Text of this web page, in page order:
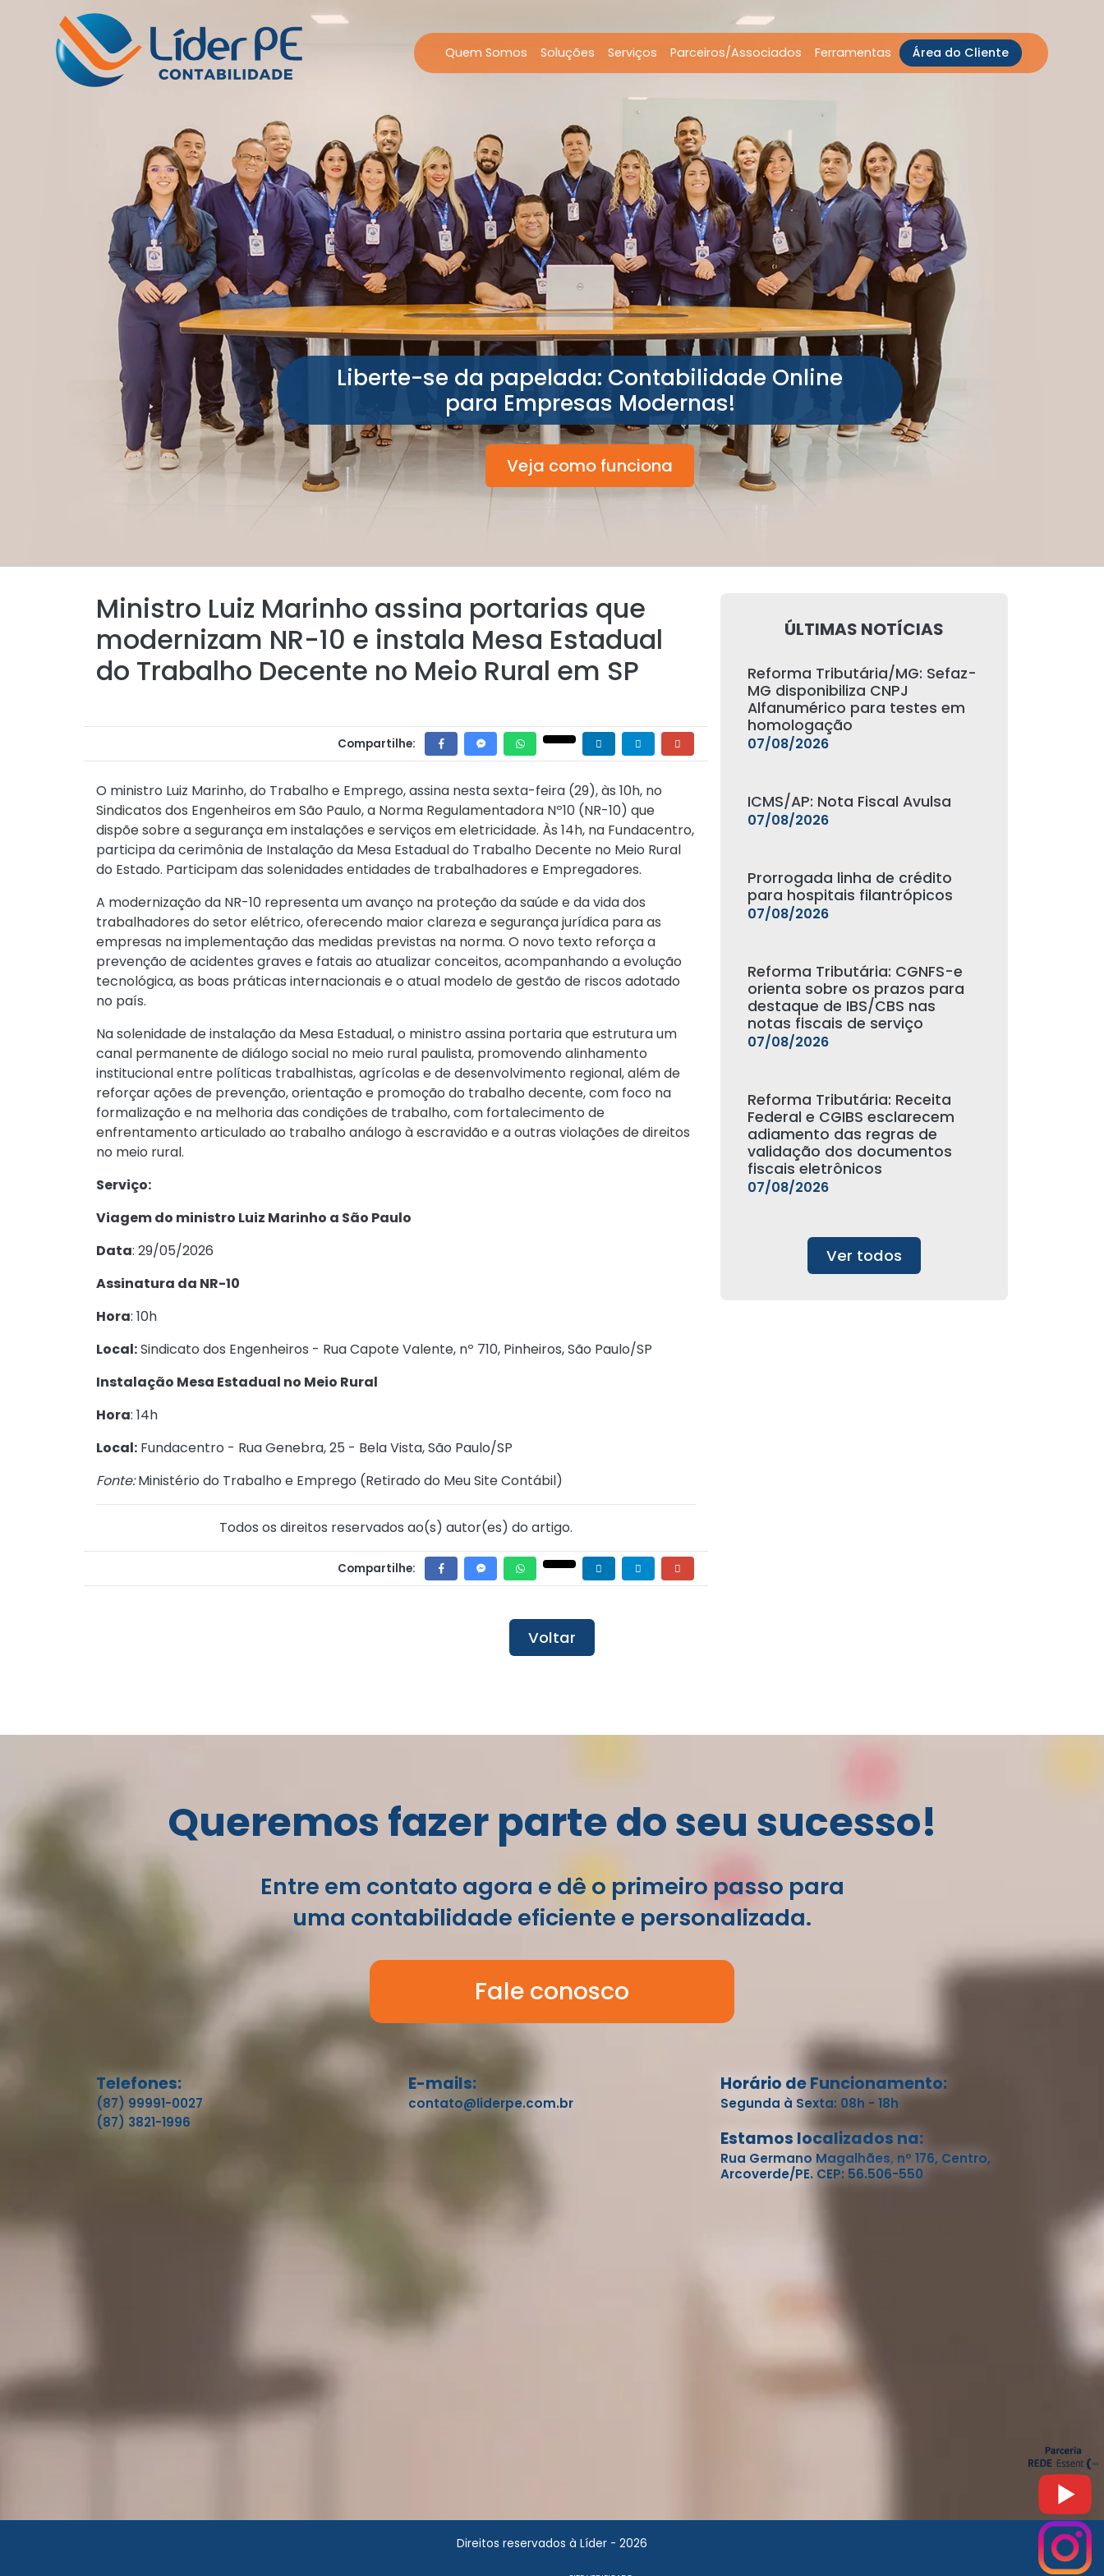
Quem Somos Soluções Serviços Parceiros/Associados Ferramentas Área do Cliente
Liberte-se da papelada: Contabilidade Online
para Empresas Modernas!
Veja como funciona
Ministro Luiz Marinho assina portarias que
modernizam NR-10 e instala Mesa Estadual
do Trabalho Decente no Meio Rural em SP
Compartilhe:
O ministro Luiz Marinho, do Trabalho e Emprego, assina nesta sexta-feira (29), às 10h, no
Sindicatos dos Engenheiros em São Paulo, a Norma Regulamentadora Nº10 (NR-10) que
dispõe sobre a segurança em instalações e serviços em eletricidade. Às 14h, na Fundacentro,
participa da cerimônia de Instalação da Mesa Estadual do Trabalho Decente no Meio Rural
do Estado. Participam das solenidades entidades de trabalhadores e Empregadores.
A modernização da NR-10 representa um avanço na proteção da saúde e da vida dos
trabalhadores do setor elétrico, oferecendo maior clareza e segurança jurídica para as
empresas na implementação das medidas previstas na norma. O novo texto reforça a
prevenção de acidentes graves e fatais ao atualizar conceitos, acompanhando a evolução
tecnológica, as boas práticas internacionais e o atual modelo de gestão de riscos adotado
no país.
Na solenidade de instalação da Mesa Estadual, o ministro assina portaria que estrutura um
canal permanente de diálogo social no meio rural paulista, promovendo alinhamento
institucional entre políticas trabalhistas, agrícolas e de desenvolvimento regional, além de
reforçar ações de prevenção, orientação e promoção do trabalho decente, com foco na
formalização e na melhoria das condições de trabalho, com fortalecimento de
enfrentamento articulado ao trabalho análogo à escravidão e a outras violações de direitos
no meio rural.
Serviço:
Viagem do ministro Luiz Marinho a São Paulo
Data: 29/05/2026
Assinatura da NR-10
Hora: 10h
Local:Sindicato dos Engenheiros - Rua Capote Valente, nº 710, Pinheiros, São Paulo/SP
Instalação Mesa Estadual no Meio Rural
Hora: 14h
Local: Fundacentro - Rua Genebra, 25 - Bela Vista, São Paulo/SP
Fonte:Ministério do Trabalho e Emprego (Retirado do Meu Site Contábil)
Todos os direitos reservados ao(s) autor(es) do artigo.
Compartilhe:
ÚLTIMAS NOTÍCIAS
Reforma Tributária/MG: Sefaz-
MG disponibiliza CNPJ
Alfanumérico para testes em
homologação
07/08/2026
ICMS/AP: Nota Fiscal Avulsa
07/08/2026
Prorrogada linha de crédito
para hospitais filantrópicos
07/08/2026
Reforma Tributária: CGNFS-e
orienta sobre os prazos para
destaque de IBS/CBS nas
notas fiscais de serviço
07/08/2026
Reforma Tributária: Receita
Federal e CGIBS esclarecem
adiamento das regras de
validação dos documentos
fiscais eletrônicos
07/08/2026
Ver todos
Voltar
Queremos fazer parte do seu sucesso!
Entre em contato agora e dê o primeiro passo para
uma contabilidade eficiente e personalizada.
Fale conosco
Telefones:
(87) 99991-0027
(87) 3821-1996
E-mails:
contato@liderpe.com.br
Horário de Funcionamento:
Segunda à Sexta: 08h - 18h
Estamos localizados na:
Rua Germano Magalhães, nº 176, Centro,
Arcoverde/PE. CEP: 56.506-550
Direitos reservados à Líder - 2026